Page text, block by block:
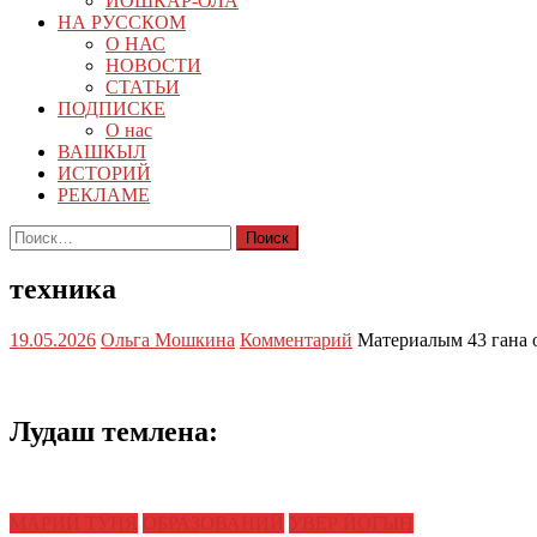
НА РУССКОМ
О НАС
НОВОСТИ
СТАТЬИ
ПОДПИСКЕ
О нас
ВАШКЫЛ
ИСТОРИЙ
РЕКЛАМЕ
Найти:
техника
19.05.2026 Ольга Мошкина Комментарий Материалым 43 гана
Лудаш темлена: